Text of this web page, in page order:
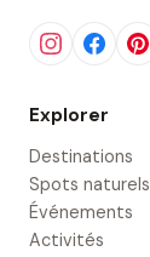
Explorer
Destinations
Spots naturels
Événements
Activités